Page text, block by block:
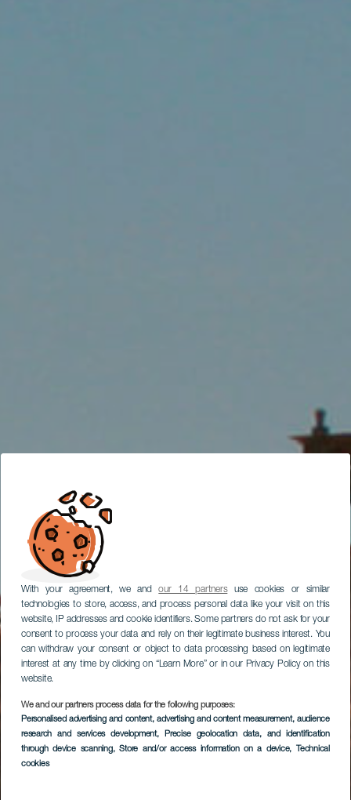
With your agreement, we andour 14 partnersuse cookies or similar
technologies to store, access, and process personal data like your visit on this
website, IP addresses and cookie identifiers. Some partners do not ask for your
consent to process your data and rely on their legitimate business interest. You
can withdraw your consent or object to data processing based on legitimate
interest at any time by clicking on “Learn More” or in our Privacy Policy on this
website.
We and our partners process data for the following purposes:
Personalised advertising and content, advertising and content measurement, audience
research and services development, Precise geolocation data, and identification
through device scanning, Store and/or access information on a device, Technical
cookies
San Gabriel erőd
LANZAROTE